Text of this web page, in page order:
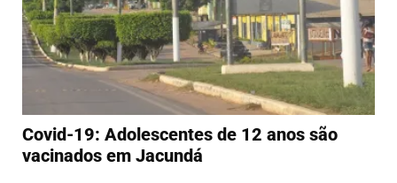
Covid-19: Adolescentes de 12 anos são
vacinados em Jacundá